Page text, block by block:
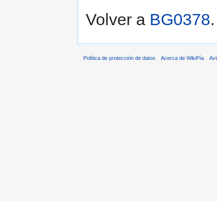
Volver a BG0378.
Política de protección de datos Acerca de WikiPía